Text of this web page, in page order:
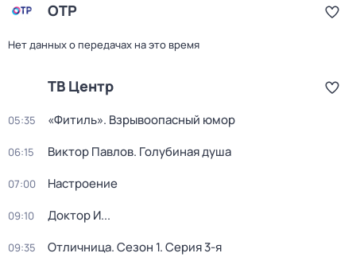
ОТР
Нет данных о передачах на это время
ТВ Центр
05:35 «Фитиль». Взрывоопасный юмор
06:15 Виктор Павлов. Голубиная душа
07:00 Настроение
09:10 Доктор И...
09:35 Отличница. Сезон 1. Серия 3-я